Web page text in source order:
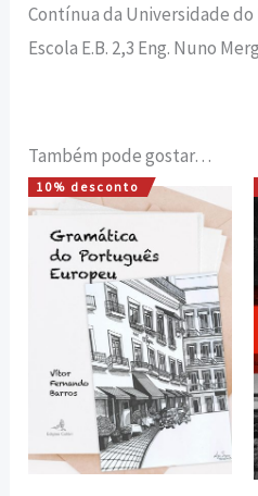
Contínua da Universidade do
Escola E.B. 2,3 Eng. Nuno
Também pode gostar…
10% desconto
O
preço
original
era:
18,00 €.
O
preço
atual
é:
16,20 €.